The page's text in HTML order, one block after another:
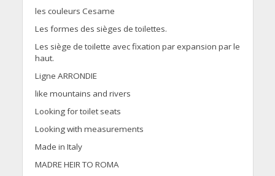
les couleurs Cesame
Les formes des sièges de toilettes.
Les siège de toilette avec fixation par expansion par le
haut.
Ligne ARRONDIE
like mountains and rivers
Looking for toilet seats
Looking with measurements
Made in Italy
MADRE HEIR TO ROMA